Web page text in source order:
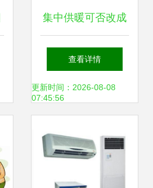
集中供暖可否改成
壁挂炉供暖？
查看详情
更新时间：2026-08-08
07:45:56